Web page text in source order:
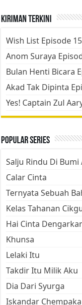
Kiriman Terkini
Wish List Episode
Anom Suraya
Bulan Henti Bicara
Akad Tak Dipinta
Yes! Captain Zul
Popular Series
Salju Rindu Di Bumi
Calar Cinta
Ternyata Sebuah
Kelas Tahanan
Hai Cinta
Khunsa
Lelaki Itu
Takdir Itu Milik Aku
Dia Dari Syurga
Iskandar Chempaka